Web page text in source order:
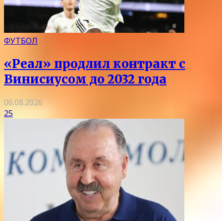
ФУТБОЛ
«Реал» продлил контракт с
Винисиусом до 2032 года
06.08.2026
25